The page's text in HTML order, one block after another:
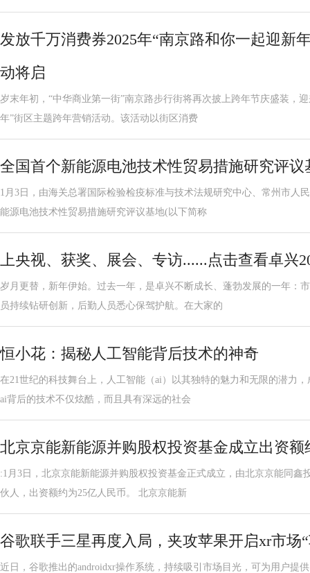
发放千万消费券2025年“南京路和你一起迎新
动将启
岁末年初，“中华商业第一街”南京路步行街将再次披上跨年节庆盛装，
年”街区主题跨年营销活动。该活动以街区消费
全国首个新能源电池技术性贸易措施研究评
1月3日，由海关总署国际检验检疫标准与技术法规研究中心、常州市人
能源电池技术性贸易措施研究评议基地(以下简称
上央视、获奖、展会、专访......点击查看卓兴
岁月更替，新年伊始。过去一年，是卓兴不断成长、蓬勃发展的一年：
员持续钻研创新，后勤人员悉心保驾护航。在大家的
恒小花：揭秘人工智能背后技术的神奇
在21世纪的科技舞台上，人工智能（ai）以其独特的魅力和无限的潜力
ai背后的技术不仅炫酷，而且具有深远的社会
北京京能新能源并购股权投资基金成立出资额
:1月3日，北京京能新能源并购股权投资基金正式成立，由北京京能同鑫
伙人，出资额约为25亿人民币。 北京京能新
谷歌联手三星再度入局，夹攻苹果开启xr市场
近日，谷歌推出的androidxr操作系统，持续吸引市场目光，可为用户提